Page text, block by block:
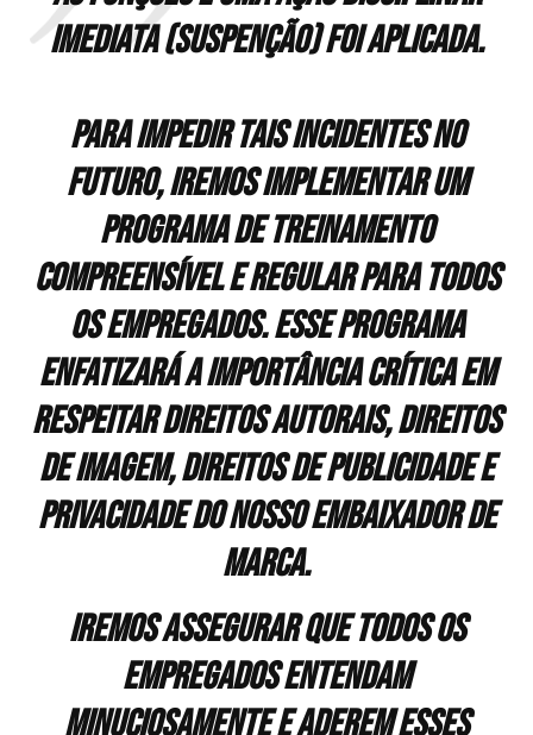
imediata (Suspenção) foi aplicada.
Para impedir tais incidentes no
futuro, iremos implementar um
programa de treinamento
compreensível e regular para todos
os empregados. Esse programa
enfatizará a importância crítica em
respeitar direitos autorais, direitos
de imagem, direitos de publicidade e
privacidade do nosso embaixador de
marca.
Iremos assegurar que todos os
empregados entendam
minuciosamente e aderem esses